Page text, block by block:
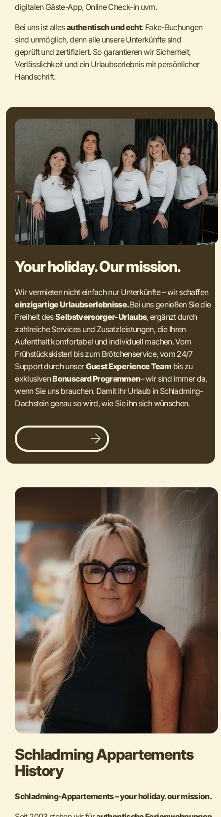
digitalen Gäste-App, Online Check-in uvm.
Bei uns ist allesauthentisch und echt: Fake-Buchungen
sind unmöglich, denn alle unsere Unterkünfte sind
geprüft und zertifiziert. So garantieren wir Sicherheit,
Verlässlichkeit und ein Urlaubserlebnis mit persönlicher
Handschrift.
Your holiday. Our mission.
Wir vermieten nicht einfach nur Unterkünfte – wir schaffen
einzigartige Urlaubserlebnisse.Bei uns genießen Sie die
Freiheit desSelbstversorger-Urlaubs, ergänzt durch
zahlreiche Services und Zusatzleistungen, die Ihren
Aufenthalt komfortabel und individuell machen. Vom
Frühstückskisterl bis zum Brötchenservice, vom 24/7
Support durch unserGuest Experience Team bis zu
exklusivenBonuscard Programmen– wir sind immer da,
wenn Sie uns brauchen. Damit Ihr Urlaub in Schladming-
Dachstein genau so wird, wie Sie ihn sich wünschen.
Schladming Appartements
History
Schladming-Appartements – your holiday. our mission.